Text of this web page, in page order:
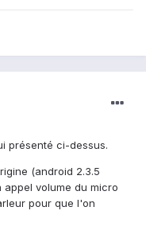
présenté ci-dessus.
(android 2.3.5
appel volume du micro
pour que l'on